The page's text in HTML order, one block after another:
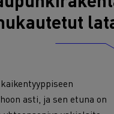
asti, ja sen etuna on